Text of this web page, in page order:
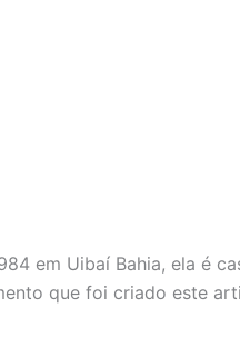
em Uibaí Bahia, ela é
que foi criado este